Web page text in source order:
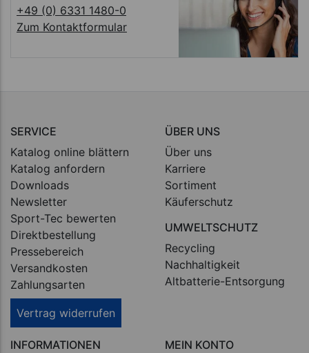
+49 (0) 6331 1480-0
Zum Kontaktformular
SERVICE
Katalog online blättern
Katalog anfordern
Downloads
Newsletter
Sport-Tec bewerten
Direktbestellung
Pressebereich
Versandkosten
Zahlungsarten
Vertrag widerrufen
ÜBER UNS
Über uns
Karriere
Sortiment
Käuferschutz
UMWELTSCHUTZ
Recycling
Nachhaltigkeit
Altbatterie-Entsorgung
INFORMATIONEN
MEIN KONTO